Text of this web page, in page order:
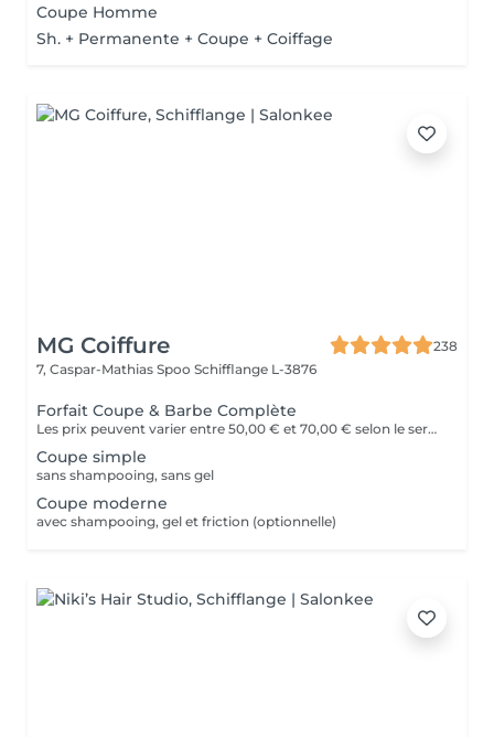
Coupe Homme
Sh. + Permanente + Coupe + Coiffage
MG Coiffure
238
7, Caspar-Mathias Spoo Schifflange L-3876
Forfait Coupe & Barbe Complète
Les prix peuvent varier entre 50,00 € et 70,00 € selon le service
Coupe simple
sans shampooing, sans gel
Coupe moderne
avec shampooing, gel et friction (optionnelle)